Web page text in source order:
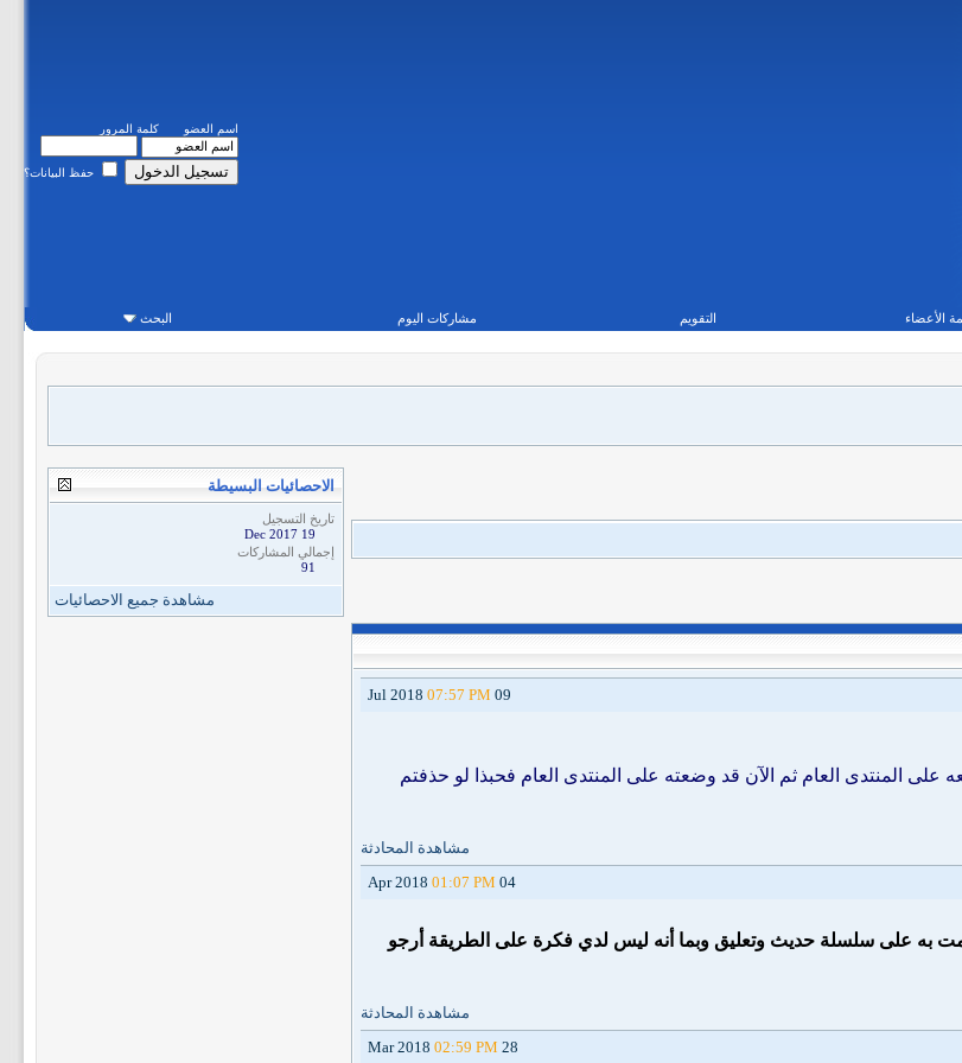
اسم العضو كلمة المرور
حفظ البيانات؟
الأعضاء التقويم مشاركات اليوم البحث
09 Jul 2018
07:57 PM
المنتدى العام ثم الآن قد وضعته على المنتدى العام فحبذا لو حذفتم
مشاهدة المحادثة
04 Apr 2018
01:07 PM
به على سلسلة حديث وتعليق وبما أنه ليس لدي فكرة على الطريقة أرجو
مشاهدة المحادثة
28 Mar 2018
02:59 PM
الاحصائيات البسيطة
تاريخ التسجيل
19 Dec 2017
إجمالي المشاركات
91
مشاهدة جميع الاحصائيات